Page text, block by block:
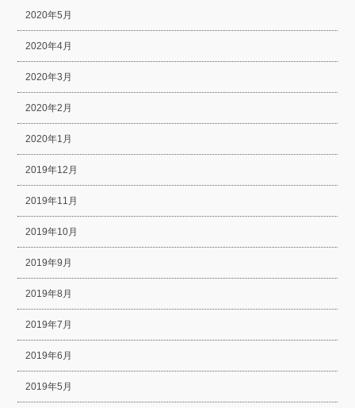
2020年5月
2020年4月
2020年3月
2020年2月
2020年1月
2019年12月
2019年11月
2019年10月
2019年9月
2019年8月
2019年7月
2019年6月
2019年5月